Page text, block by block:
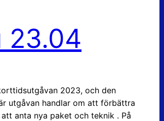
23.04
2023, och den
utgåvan handlar om att förbättra
anta nya paket och teknik . På